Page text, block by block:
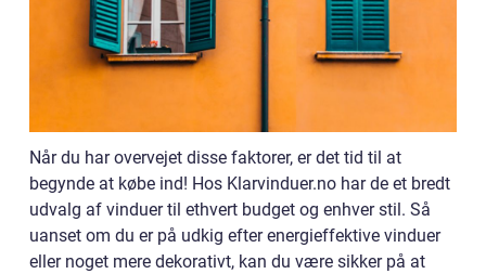
Når du har overvejet disse faktorer, er det tid til at
begynde at købe ind! Hos Klarvinduer.no har de et bredt
udvalg af vinduer til ethvert budget og enhver stil. Så
uanset om du er på udkig efter energieffektive vinduer
eller noget mere dekorativt, kan du være sikker på at